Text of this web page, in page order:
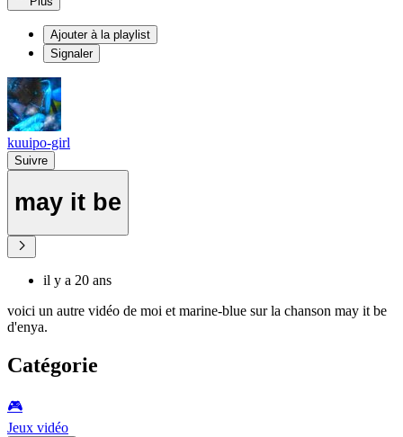
Ajouter à la playlist
Signaler
kuuipo-girl
Suivre
may it be
il y a 20 ans
voici un autre vidéo de moi et marine-blue sur la chanson may it be
d'enya.
Catégorie
🎮️
Jeux vidéo